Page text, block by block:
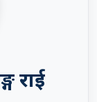
राई